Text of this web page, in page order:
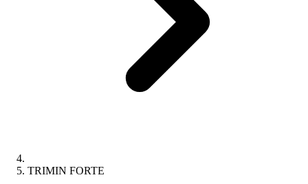
TRIMIN FORTE